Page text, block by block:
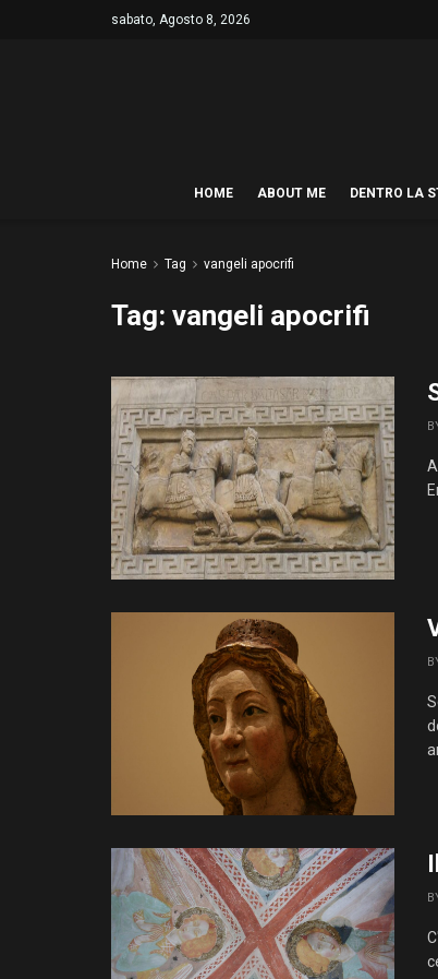
sabato, Agosto 8, 2026
HOME ABOUT ME DENTRO LA
Home Tag vangeli apocrifi
Tag: vangeli apocrifi